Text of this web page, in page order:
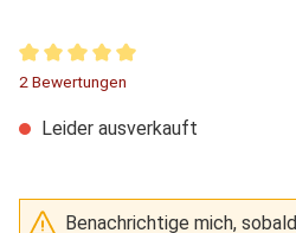
Durchschnittliche Bewertung von
2 Bewertungen
Leider ausverkauft
Benachrichtige mich,